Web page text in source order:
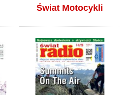
Świat Motocykli